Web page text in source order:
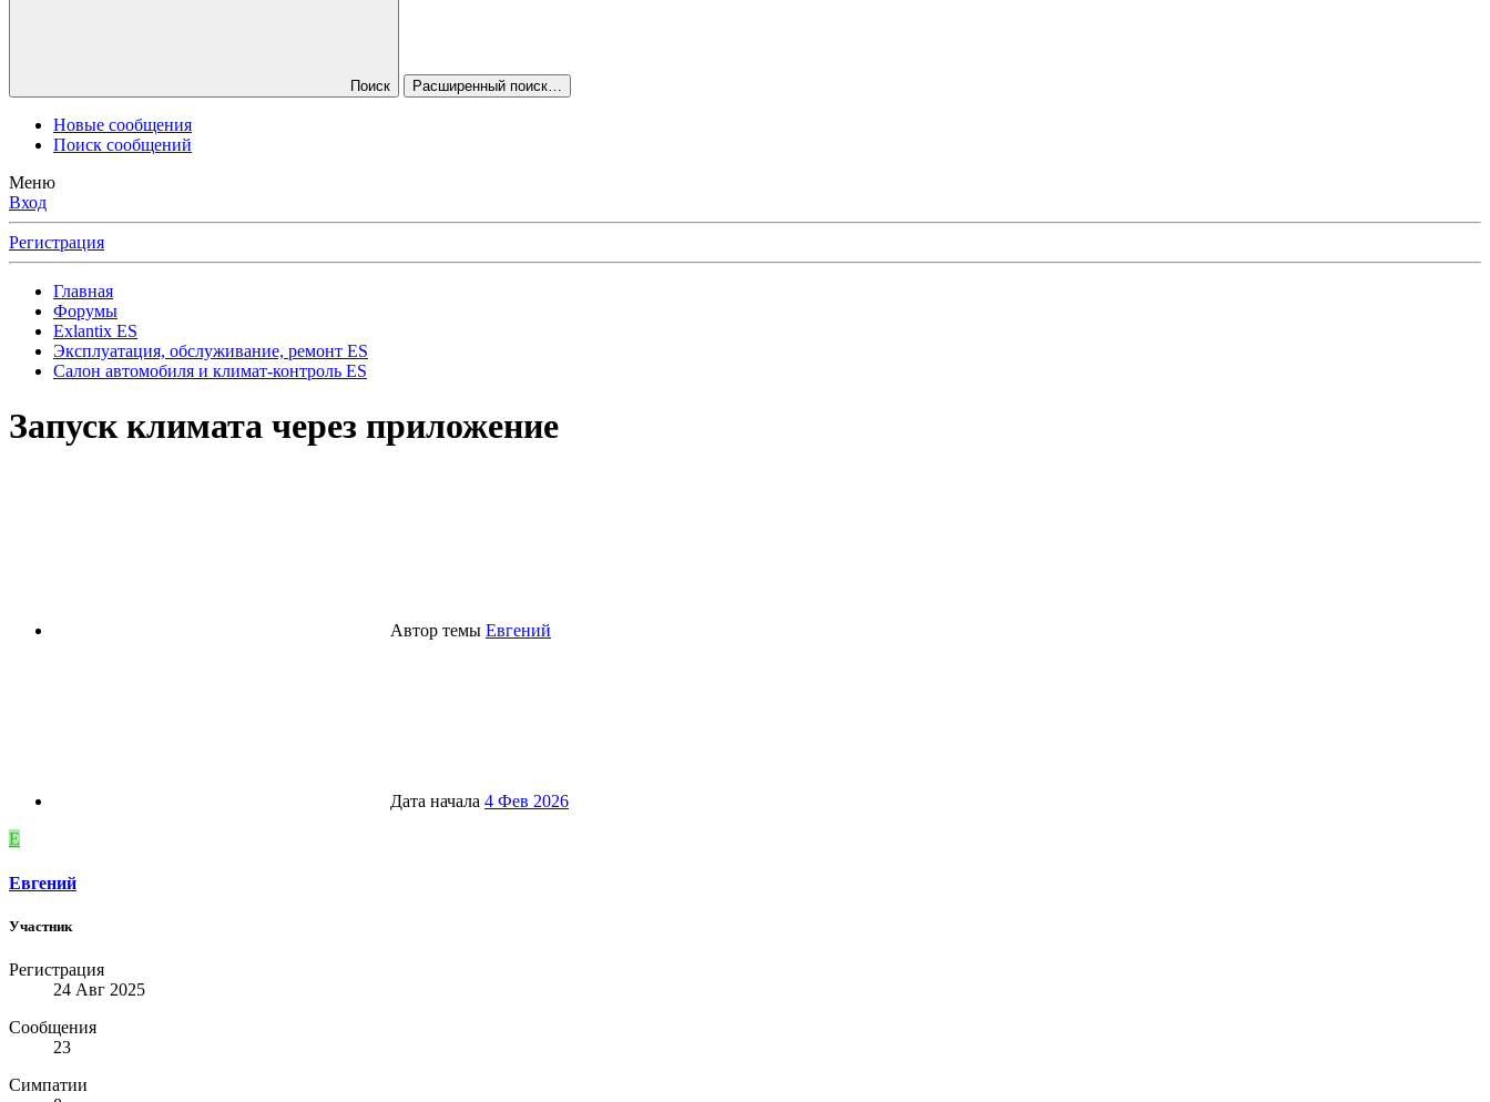
Поиск Расширенный поиск…
Новые сообщения
Поиск сообщений
Меню
Вход
Регистрация
Главная
Форумы
Exlantix ES
Эксплуатация, обслуживание, ремонт ES
Салон автомобиля и климат-контроль ES
Запуск климата через приложение
Автор темы Евгений
Дата начала 4 Фев 2026
Е
Евгений
Участник
Регистрация
24 Авг 2025
Сообщения
23
Симпатии